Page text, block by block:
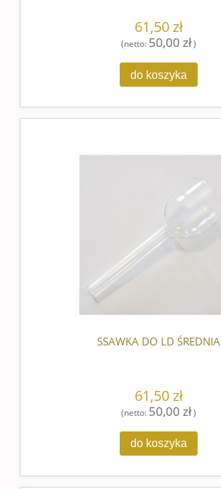
61,50 zł
(netto: 50,00 zł)
do koszyka
SSAWKA DO LD ŚREDNIA
61,50 zł
(netto: 50,00 zł)
do koszyka